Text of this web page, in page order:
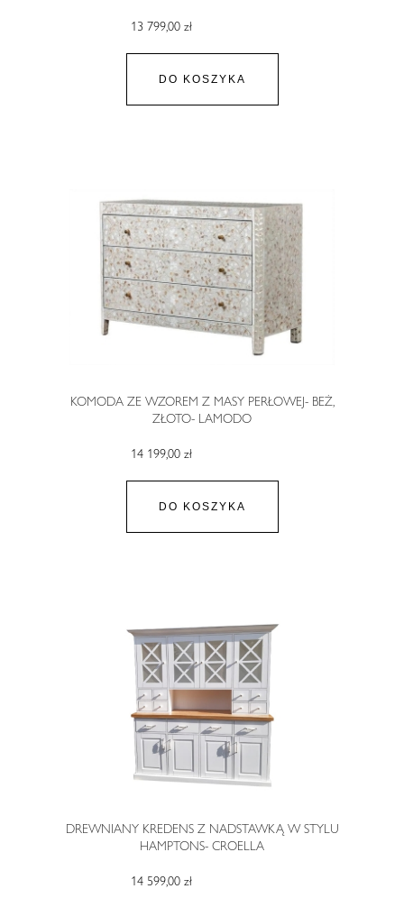
13 799,00 zł
DO KOSZYKA
KOMODA ZE WZOREM Z MASY PERŁOWEJ- BEŻ,
ZŁOTO- LAMODO
14 199,00 zł
DO KOSZYKA
DREWNIANY KREDENS Z NADSTAWKĄ W STYLU
HAMPTONS- CROELLA
14 599,00 zł